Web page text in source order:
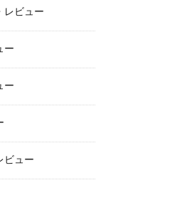
レビュー
ー
ー
ビュー